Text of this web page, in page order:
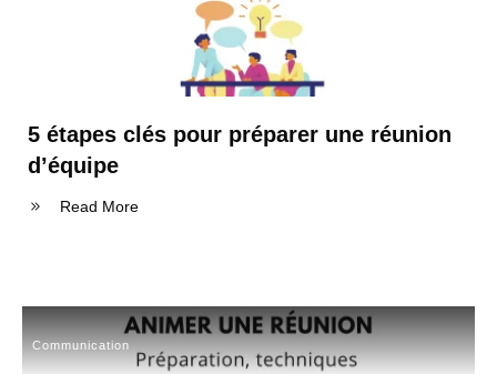
5 étapes clés pour préparer une réunion
d’équipe
Read More
Communication